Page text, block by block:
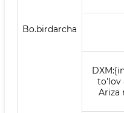
Bo.birdarcha
to'lov
Ariza